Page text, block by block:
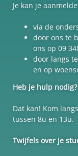
Je kan je
via de
door ons te
ons op 09
door langs
en op
Heb je hulp nodig?
Dat kan! Kom
tussen 8u en 13u.
Twijfels over je